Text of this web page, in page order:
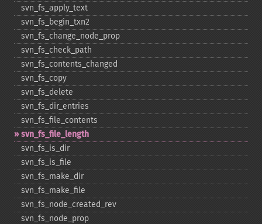
svn_​fs_​apply_​text
svn_​fs_​begin_​txn2
svn_​fs_​change_​node_​prop
svn_​fs_​check_​path
svn_​fs_​contents_​changed
svn_​fs_​copy
svn_​fs_​delete
svn_​fs_​dir_​entries
svn_​fs_​file_​contents
svn_​fs_​file_​length
svn_​fs_​is_​dir
svn_​fs_​is_​file
svn_​fs_​make_​dir
svn_​fs_​make_​file
svn_​fs_​node_​created_​rev
svn_​fs_​node_​prop